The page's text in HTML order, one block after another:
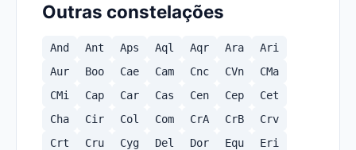
Outras constelações
And Ant Aps Aql Aqr Ara
Ari
Aur
Boo Cae Cam Cnc CVn
CMa
CMi
Cap Car Cas Cen Cep
Cet
Cha
Cir Col Com CrA CrB
Crv
Crt
Cru Cyg Del Dor Equ
Eri